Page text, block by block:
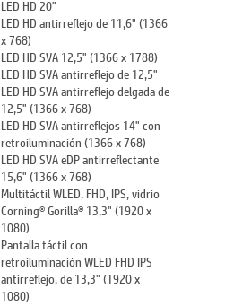
LED HD 20"
LED HD antirreflejo de 11,6" (1366
x 768)
LED HD SVA 12,5" (1366 x 1788)
LED HD SVA antirreflejo de 12,5"
LED HD SVA antirreflejo delgada de
12,5" (1366 x 768)
LED HD SVA antirreflejos 14" con
retroiluminación (1366 x 768)
LED HD SVA eDP antirreflectante
15,6" (1366 x 768)
Multitáctil WLED, FHD, IPS, vidrio
Corning® Gorilla® 13,3" (1920 x
1080)
Pantalla táctil con
retroiluminación WLED FHD IPS
antirreflejo, de 13,3" (1920 x
1080)